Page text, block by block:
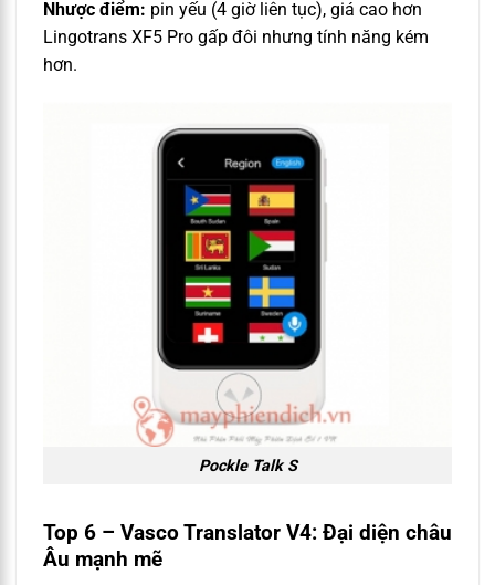
Nhược điểm: pin yếu (4 giờ liên tục), giá cao hơn
Lingotrans XF5 Pro gấp đôi nhưng tính năng kém
hơn.
Pockle Talk S
Top 6 – Vasco Translator V4: Đại diện châu
Âu mạnh mẽ